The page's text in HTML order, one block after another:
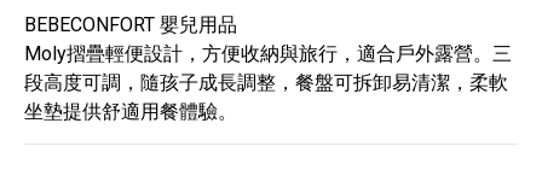
BEBECONFORT 嬰兒用品
Moly摺疊輕便設計，方便收納與旅行，適合戶外露營。三
段高度可調，隨孩子成長調整，餐盤可拆卸易清潔，柔軟
坐墊提供舒適用餐體驗。